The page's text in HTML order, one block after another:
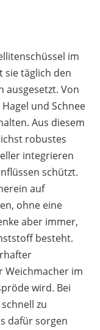
im
sie täglich den
ausgesetzt. Von
und Schnee
Aus diesem
robustes
integrieren
schützt.
auf
ohne eine
aber immer,
besteht.
Weichmacher im
wird. Bei
zu
dafür sorgen